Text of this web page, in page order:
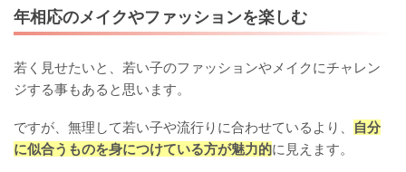
年相応のメイクやファッションを楽しむ
若く見せたいと、若い子のファッションやメイクにチャレン
ジする事もあると思います。
ですが、無理して若い子や流行りに合わせているより、
自分
に似合うものを身につけている方が魅力的に見えます。